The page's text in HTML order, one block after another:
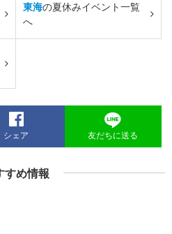
東海の夏休みイベント一覧
へ
シェア 友だちに送る
すめ情報